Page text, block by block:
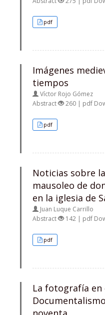
pdf
Imágenes
tiempos
Víctor Rojo Gómez
Abstract
260 | pdf
pdf
Noticias sobre
mausoleo de
en la iglesia de
Juan Luque Carrillo
Abstract
142 | pdf
pdf
La fotografía en